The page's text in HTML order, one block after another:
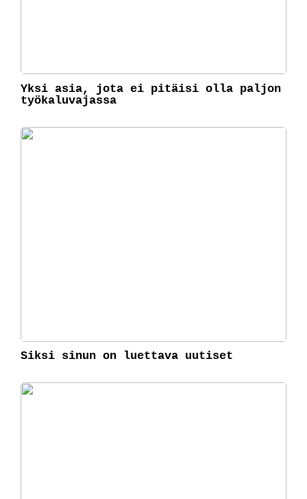
Yksi asia, jota ei pitäisi olla paljon
työkaluvajassa
Siksi sinun on luettava uutiset